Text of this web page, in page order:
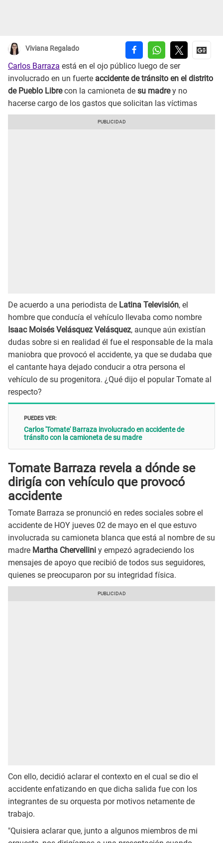
Viviana Regalado
Carlos Barraza está en el ojo público luego de ser
involucrado en un fuerte accidente de tránsito en el distrito
de Pueblo Librecon la camioneta de su madrey no
hacerse cargo de los gastos que solicitan las víctimas
De acuerdo a una periodista de Latina Televisión, el
hombre que conducía el vehículo llevaba como nombre
Isaac Moisés Velásquez Velásquez, aunque aún existían
dudas sobre si en realidad él fue el responsable de la mala
maniobra que provocó el accidente, ya que se dudaba que
el cantante haya dejado conducir a otra persona el
vehículo de su progenitora. ¿Qué dijo el popular Tomate al
respecto?
PUEDES VER:
Carlos 'Tomate' Barraza involucrado en accidente de
tránsito con la camioneta de su madre
Tomate Barraza revela a dónde se
dirigía con vehículo que provocó
accidente
Tomate Barraza se pronunció en redes sociales sobre el
accidente de HOY jueves 02 de mayo en el que estuvo
involucrada su camioneta blanca que está al nombre de su
madre Martha Chervellini y empezó agradeciendo los
mensajes de apoyo que recibió de todos sus seguidores,
quienes se preocuparon por su integridad física.
Con ello, decidió aclarar el contexto en el cual se dio el
accidente enfatizando en que dicha salida fue con los
integrantes de su orquesta por motivos netamente de
trabajo.
"Quisiera aclarar que, junto a algunos miembros de mi